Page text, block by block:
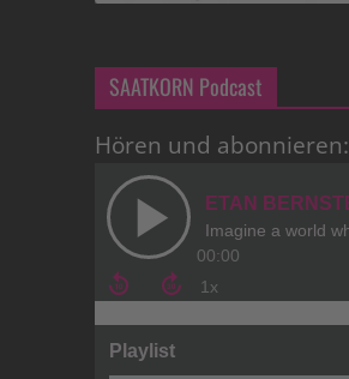
SAATKORN Podcast
Hören und abonnieren: